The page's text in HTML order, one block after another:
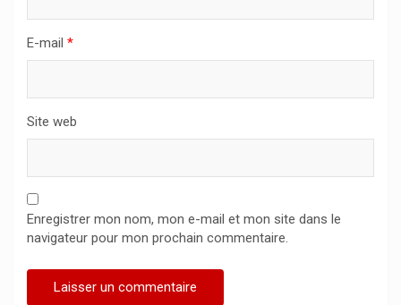
E-mail *
Site web
Enregistrer mon nom, mon e-mail et mon site dans le
navigateur pour mon prochain commentaire.